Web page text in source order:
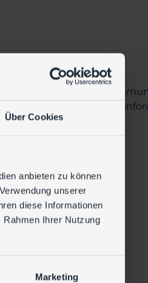
Über Cookies
anbieten zu können
unserer
diese Informationen
Ihrer Nutzung
Marketing
oder jederzeit bei uns